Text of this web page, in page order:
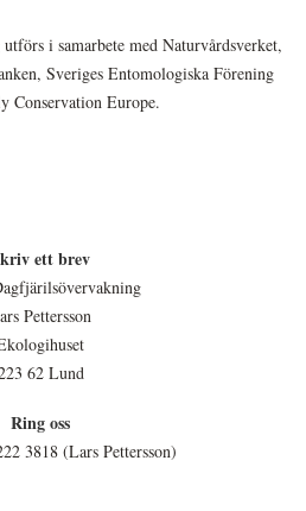
i samarbete med Naturvårdsverket,
Sveriges Entomologiska Förening
Conservation Europe.
ett brev
Pettersson
62 Lund
Ring oss
3818 (Lars Pettersson)